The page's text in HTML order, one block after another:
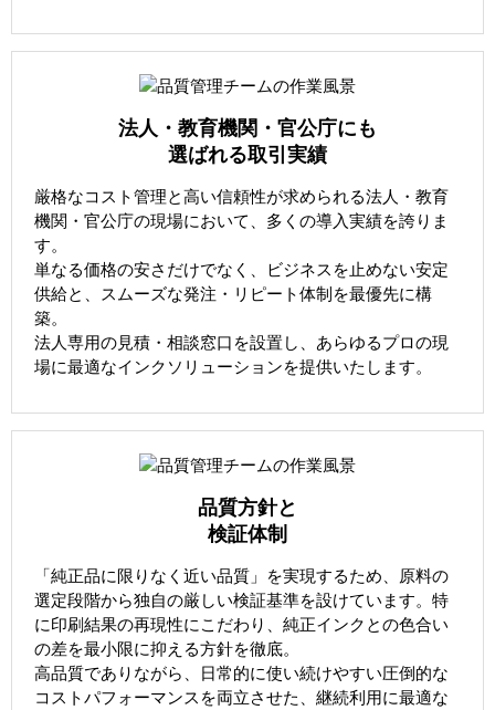
法人・教育機関・官公庁にも
選ばれる取引実績
厳格なコスト管理と高い信頼性が求められる法人・教育
機関・官公庁の現場において、多くの導入実績を誇りま
す。
単なる価格の安さだけでなく、ビジネスを止めない安定
供給と、スムーズな発注・リピート体制を最優先に構
築。
法人専用の見積・相談窓口を設置し、あらゆるプロの現
場に最適なインクソリューションを提供いたします。
品質方針と
検証体制
「純正品に限りなく近い品質」を実現するため、原料の
選定段階から独自の厳しい検証基準を設けています。特
に印刷結果の再現性にこだわり、純正インクとの色合い
の差を最小限に抑える方針を徹底。
高品質でありながら、日常的に使い続けやすい圧倒的な
コストパフォーマンスを両立させた、継続利用に最適な